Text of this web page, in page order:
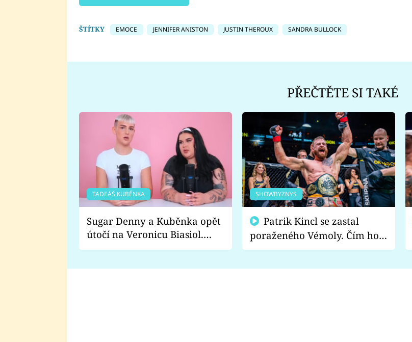
ŠTÍTKY EMOCE JENNIFER ANISTON JUSTIN THEROUX SANDRA BULLOCK
PŘEČTĚTE SI TAKÉ
TADEÁŠ KUBĚNKA
Sugar Denny a Kuběnka opět
útočí na Veronicu Biasiol.
Proč je podle nich falešná a
SHOWBYZNYS
poraženého Vémoly. Čím ho
fanoušci naštvali?